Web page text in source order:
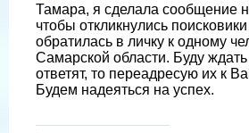
Тамара, я сделала сообщение
чтобы откликнулись
обратилась в личку к одному
Самарской области. Буду ждать
ответят, то переадресую их к
Будем надеяться на успех.